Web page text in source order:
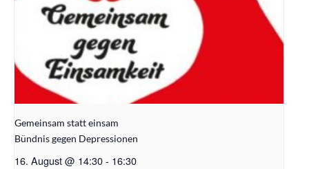
Gemeinsam statt einsam
Bündnis gegen Depressionen
16. August @ 14:30- 16:30